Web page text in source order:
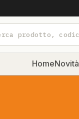
HomeNovità